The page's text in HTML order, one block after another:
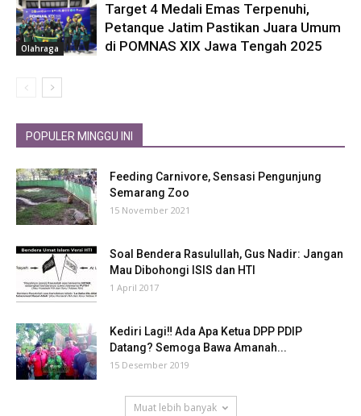
Olahraga
Target 4 Medali Emas Terpenuhi,
Petanque Jatim Pastikan Juara Umum
di POMNAS XIX Jawa Tengah 2025
POPULER MINGGU INI
Feeding Carnivore, Sensasi Pengunjung
Semarang Zoo
15 November 2021
Soal Bendera Rasulullah, Gus Nadir: Jangan
Mau Dibohongi ISIS dan HTI
1 April 2017
Kediri Lagi‼ Ada Apa Ketua DPP PDIP
Datang? Semoga Bawa Amanah...
15 Desember 2019
Muat lebih banyak